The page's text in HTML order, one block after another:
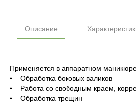
Описание
Применяется в аппаратном
• Обработка боковых валиков
• Работа со свободным краем,
• Обработка трещин